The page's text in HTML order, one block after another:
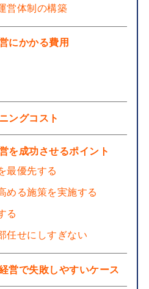
営体制の構築
にかかる費用
ングコスト
を成功させるポイント
最優先する
める施策を実施する
る
任せにしすぎない
営で失敗しやすいケース